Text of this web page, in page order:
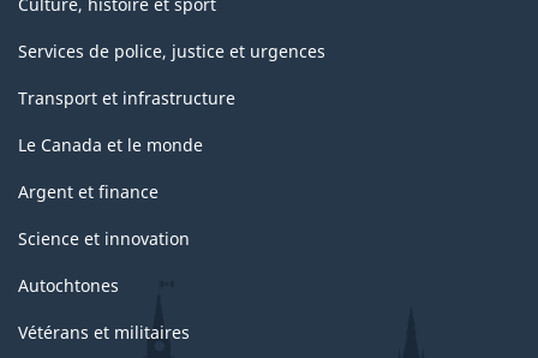
Services de police, justice et urgences
Transport et infrastructure
Le Canada et le monde
Argent et finance
Science et innovation
Autochtones
Vétérans et militaires